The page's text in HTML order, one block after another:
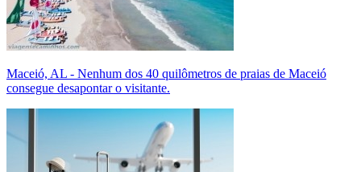
Maceió, AL - Nenhum dos 40 quilômetros de praias de Maceió
consegue desapontar o visitante.